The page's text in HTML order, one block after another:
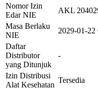
Nomor Izin
Edar NIE
AKL
Masa Berlaku
NIE
2029-01-22
Daftar
Distributor
yang Ditunjuk
-
Izin Distribusi
Alat Kesehatan
Tersedia